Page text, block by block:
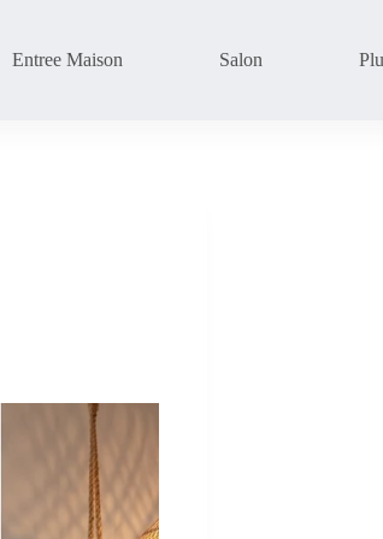
Entree Maison Salon